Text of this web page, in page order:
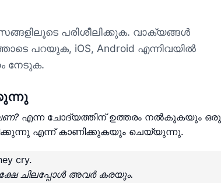
പരിശീലിക്കുക. വാക്യങ്ങൾ
പറയുക, iOS, Android എന്നിവയിൽ
നേടുക.
എന്ന ചോദ്യത്തിന് ഉത്തരം നൽകുകയും ഒരു
എന്ന് കാണിക്കുകയും ചെയ്യുന്നു.
cry.
ചിലപ്പോൾ അവർ കരയും.